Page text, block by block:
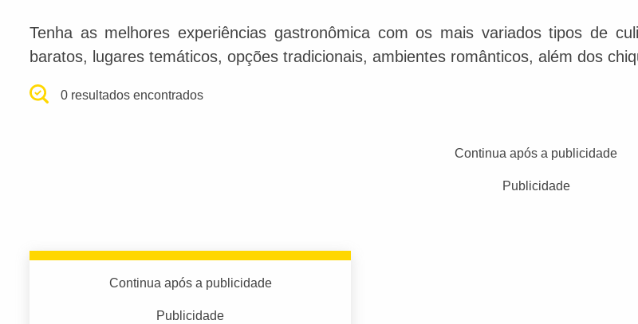
Tenha as melhores experiências gastronômica com os mais variados tipos de
baratos, lugares temáticos, opções tradicionais, ambientes românticos, além dos
0 resultados encontrados
Continua após a publicidade
Publicidade
Continua após a publicidade
Publicidade